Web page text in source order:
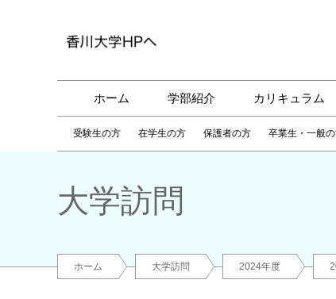
ホーム 学部紹介 カリキュラム
受験生の方 在学生の方 保護者の方 卒業生・一般
大学訪問
ホーム 大学訪問 2024年度